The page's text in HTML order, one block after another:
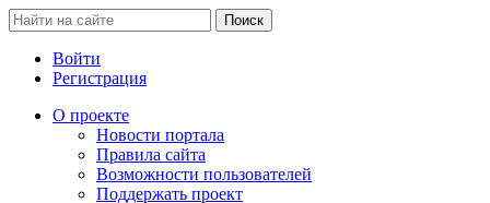
Войти
Регистрация
О проекте
Новости портала
Правила сайта
Возможности пользователей
Поддержать проект